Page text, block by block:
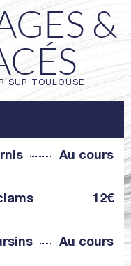
&
SUR TOULOUSE
Au cours
12€
Au cours